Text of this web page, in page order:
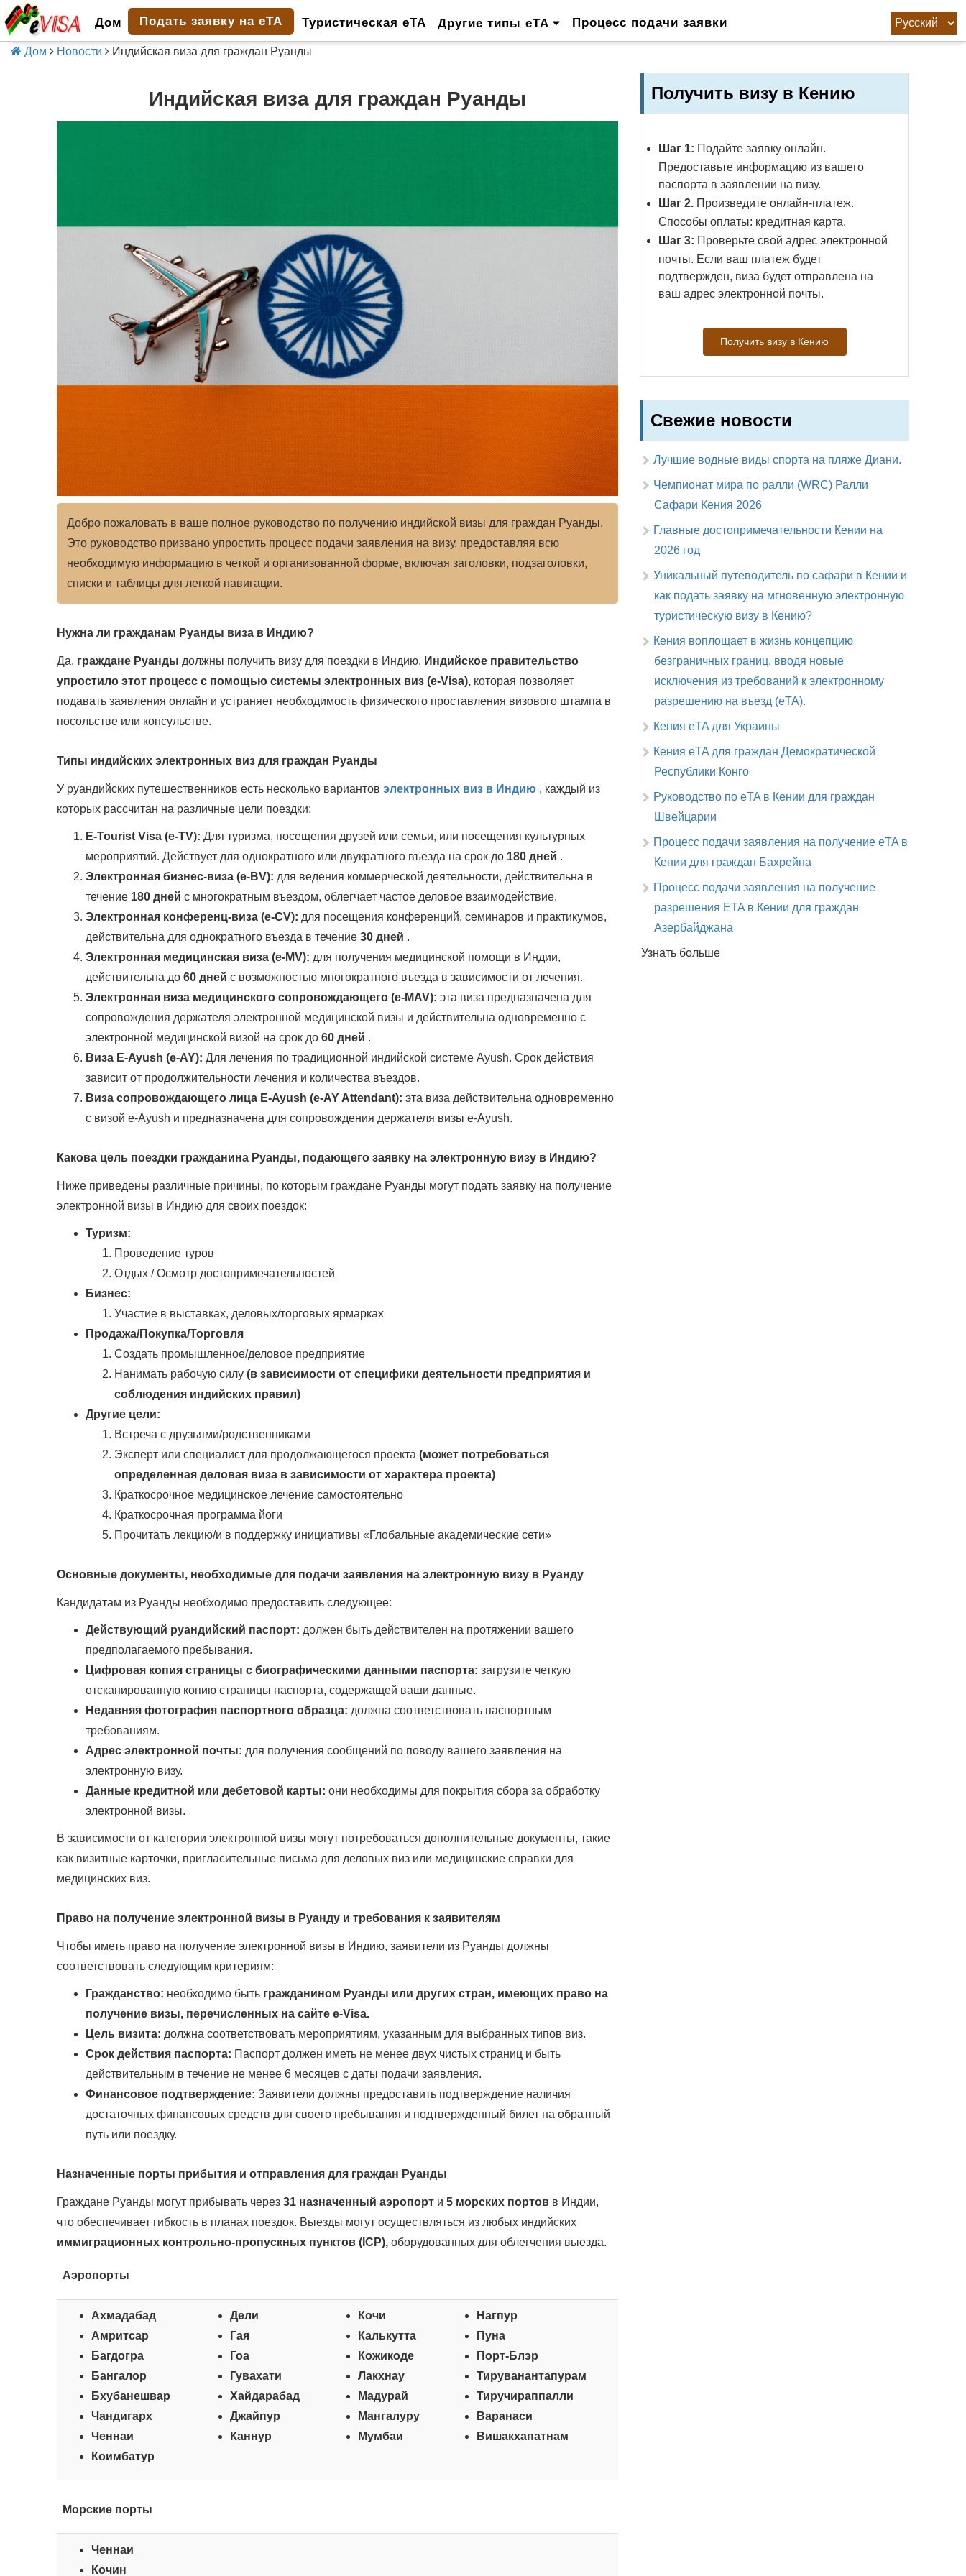
Дом Подать заявку на eTA Туристическая eTA Другие типы eTA Процесс подачи заявки
Дом Новости Индийская виза для граждан Руанды
Индийская виза для граждан Руанды
Добро пожаловать в ваше полное руководство по получению индийской визы для граждан Руанды.
Это руководство призвано упростить процесс подачи заявления на визу, предоставляя всю
необходимую информацию в четкой и организованной форме, включая заголовки, подзаголовки,
списки и таблицы для легкой навигации.
Нужна ли гражданам Руанды виза в Индию?
Да, граждане Руанды должны получить визу для поездки в Индию. Индийское правительство
упростило этот процесс с помощью системы электронных виз (e-Visa),которая позволяет
подавать заявления онлайн и устраняет необходимость физического проставления визового штампа в
посольстве или консульстве.
Типы индийских электронных виз для граждан Руанды
У руандийских путешественников есть несколько вариантов электронных виз в Индию , каждый из
которых рассчитан на различные цели поездки:
E-Tourist Visa (e-TV): Для туризма, посещения друзей или семьи, или посещения культурных
мероприятий. Действует для однократного или двукратного въезда на срок до 180 дней .
Электронная бизнес-виза (e-BV): для ведения коммерческой деятельности, действительна в
течение 180 дней с многократным въездом, облегчает частое деловое взаимодействие.
Электронная конференц-виза (e-CV): для посещения конференций, семинаров и практикумов,
действительна для однократного въезда в течение 30 дней .
Электронная медицинская виза (e-MV): для получения медицинской помощи в Индии,
действительна до 60 дней с возможностью многократного въезда в зависимости от лечения.
Электронная виза медицинского сопровождающего (e-MAV): эта виза предназначена для
сопровождения держателя электронной медицинской визы и действительна одновременно с
электронной медицинской визой на срок до 60 дней .
Виза E-Ayush (e-AY): Для лечения по традиционной индийской системе Ayush. Срок действия
зависит от продолжительности лечения и количества въездов.
Виза сопровождающего лица E-Ayush (e-AY Attendant): эта виза действительна одновременно
с визой e-Ayush и предназначена для сопровождения держателя визы e-Ayush.
Какова цель поездки гражданина Руанды, подающего заявку на электронную визу в Индию?
Ниже приведены различные причины, по которым граждане Руанды могут подать заявку на получение
электронной визы в Индию для своих поездок:
Туризм:
Проведение туров
Отдых / Осмотр достопримечательностей
Бизнес:
Участие в выставках, деловых/торговых ярмарках
Продажа/Покупка/Торговля
Создать промышленное/деловое предприятие
Нанимать рабочую силу (в зависимости от специфики деятельности предприятия и
соблюдения индийских правил)
Другие цели:
Встреча с друзьями/родственниками
Эксперт или специалист для продолжающегося проекта (может потребоваться
определенная деловая виза в зависимости от характера проекта)
Краткосрочное медицинское лечение самостоятельно
Краткосрочная программа йоги
Прочитать лекцию/и в поддержку инициативы «Глобальные академические сети»
Основные документы, необходимые для подачи заявления на электронную визу в Руанду
Кандидатам из Руанды необходимо предоставить следующее:
Действующий руандийский паспорт: должен быть действителен на протяжении вашего
предполагаемого пребывания.
Цифровая копия страницы с биографическими данными паспорта: загрузите четкую
отсканированную копию страницы паспорта, содержащей ваши данные.
Недавняя фотография паспортного образца: должна соответствовать паспортным
требованиям.
Адрес электронной почты: для получения сообщений по поводу вашего заявления на
электронную визу.
Данные кредитной или дебетовой карты: они необходимы для покрытия сбора за обработку
электронной визы.
В зависимости от категории электронной визы могут потребоваться дополнительные документы, такие
как визитные карточки, пригласительные письма для деловых виз или медицинские справки для
медицинских виз.
Право на получение электронной визы в Руанду и требования к заявителям
Чтобы иметь право на получение электронной визы в Индию, заявители из Руанды должны
соответствовать следующим критериям:
Гражданство: необходимо быть гражданином Руанды или других стран, имеющих право на
получение визы, перечисленных на сайте e-Visa.
Цель визита: должна соответствовать мероприятиям, указанным для выбранных типов виз.
Срок действия паспорта: Паспорт должен иметь не менее двух чистых страниц и быть
действительным в течение не менее 6 месяцев с даты подачи заявления.
Финансовое подтверждение: Заявители должны предоставить подтверждение наличия
достаточных финансовых средств для своего пребывания и подтвержденный билет на обратный
путь или поездку.
Назначенные порты прибытия и отправления для граждан Руанды
Граждане Руанды могут прибывать через 31 назначенный аэропорти 5 морских портовв Индии,
что обеспечивает гибкость в планах поездок. Выезды могут осуществляться из любых индийских
иммиграционных контрольно-пропускных пунктов (ICP),оборудованных для облегчения выезда.
Аэропорты
Ахмадабад
Амритсар
Багдогра
Бангалор
Бхубанешвар
Чандигарх
Ченнаи
Коимбатур
Дели
Гая
Гоа
Гувахати
Хайдарабад
Джайпур
Каннур
Кочи
Калькутта
Кожикоде
Лакхнау
Мадурай
Мангалуру
Мумбаи
Нагпур
Пуна
Порт-Блэр
Тируванантапурам
Тиручираппалли
Варанаси
Вишакхапатнам
Морские порты
Ченнаи
Кочин
Получить визу в Кению
Шаг 1: Подайте заявку онлайн.
Предоставьте информацию из вашего
паспорта в заявлении на визу.
Шаг 2.Произведите онлайн-платеж.
Способы оплаты: кредитная карта.
Шаг 3: Проверьте свой адрес электронной
почты. Если ваш платеж будет
подтвержден, виза будет отправлена ​​на
ваш адрес электронной почты.
Получить визу в Кению
Свежие новости
Лучшие водные виды спорта на пляже Диани.
Чемпионат мира по ралли (WRC) Ралли
Сафари Кения 2026
Главные достопримечательности Кении на
2026 год
Уникальный путеводитель по сафари в Кении и
как подать заявку на мгновенную электронную
туристическую визу в Кению?
Кения воплощает в жизнь концепцию
безграничных границ, вводя новые
исключения из требований к электронному
разрешению на въезд (eTA).
Кения eTA для Украины
Кения eTA для граждан Демократической
Республики Конго
Руководство по eTA в Кении для граждан
Швейцарии
Процесс подачи заявления на получение eTA в
Кении для граждан Бахрейна
Процесс подачи заявления на получение
разрешения ETA в Кении для граждан
Азербайджана
Узнать больше